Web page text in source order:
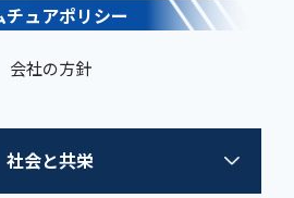
チュアポリシー
会社の方針
社会と共栄